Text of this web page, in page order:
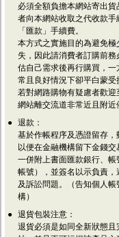
必須全額負擔本網站寄出
者向本網站收取之代收款
「匯款」手續費。
本方式之實施目的為避免
失，因此請消費者訂購前
估自己需求後再行購買，
常且良好情況下卻平白蒙受
若對網路購物有疑慮者歡
網站離交流道非常近且附近
● 退款：
基於作帳程序及憑證留存，
以便在金融機構留下金錢
一併附上書面匯款銀行、
帳號），並簽名以示負責
及訴訟問題。（告知個人
構）
● 退貨包裝注意：
退貨必須是如同全新狀態